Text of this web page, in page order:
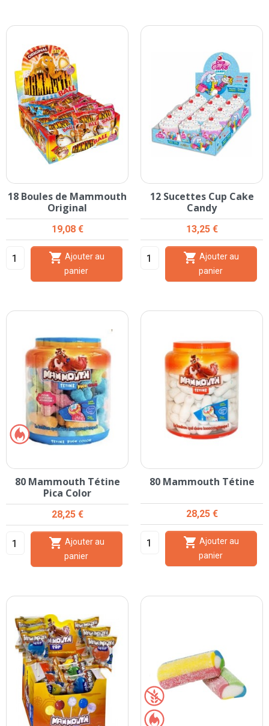
18 Boules de Mammouth
Original
Prix
19,08 €

panier
12 Sucettes Cup Cake
Candy
Prix
13,25 €

panier
80 Mammouth Tétine
Pica Color
Prix
28,25 €

panier
80 Mammouth Tétine
Prix
28,25 €

panier